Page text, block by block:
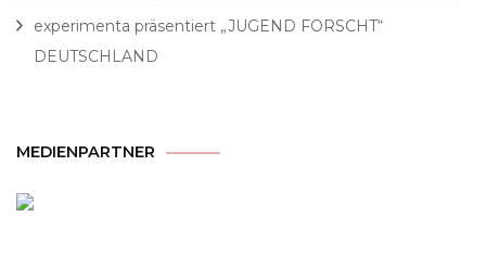
experimenta präsentiert „JUGEND FORSCHT“
DEUTSCHLAND
MEDIENPARTNER